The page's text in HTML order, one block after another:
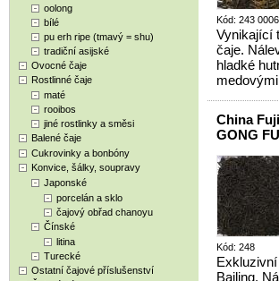
oolong
bílé
pu erh ripe (tmavý = shu)
tradiční asijské
Ovocné čaje
Rostlinné čaje
maté
rooibos
jiné rostlinky a směsi
Balené čaje
Cukrovinky a bonbóny
Konvice, šálky, soupravy
Japonské
porcelán a sklo
čajový obřad chanoyu
Čínské
litina
Turecké
Ostatní čajové příslušenství
Kód: 243
Vynikající
čaje.
hladké
China
GONG
Kód: 248
Bailing.